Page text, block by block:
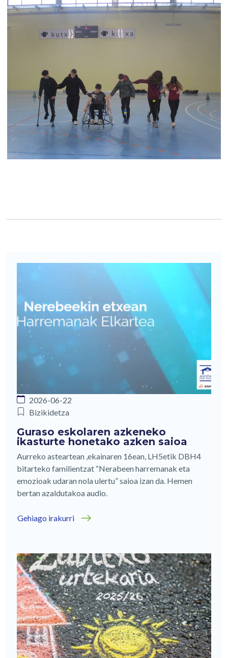
2026-06-22
Bizikidetza
Guraso eskolaren azkeneko
ikasturte honetako azken saioa
Aurreko asteartean ,ekainaren 16ean, LH5etik DBH4
bitarteko familientzat “Nerabeen harremanak eta
emozioak udaran nola ulertu” saioa izan da. Hemen
bertan azaldutakoa audio.
Gehiago irakurri